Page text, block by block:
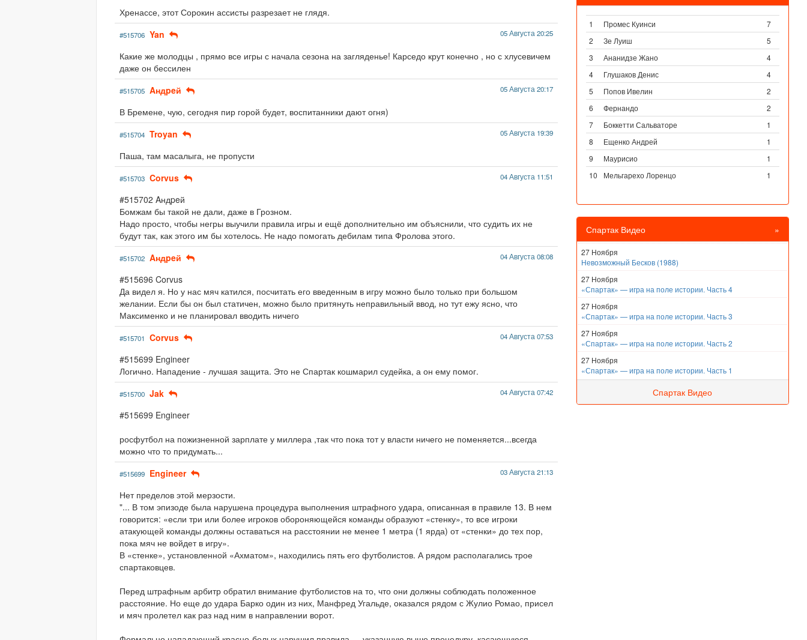
Хренассе, этот Сорокин ассисты разрезает не глядя.
#515706 Yan 05 Августа 20:25
Какие же молодцы , прямо все игры с начала сезона на загляденье! Карседо крут конечно , но с хлусевичем
даже он бессилен
#515705 Aндpeй 05 Августа 20:17
В Бремене, чую, сегодня пир горой будет, воспитанники дают огня)
#515704 Troyan 05 Августа 19:39
Паша, там масалыга, не пропусти
#515703 Corvus 04 Августа 11:51
#515702 Aндpeй
Бомжам бы такой не дали, даже в Грозном.
Надо просто, чтобы негры выучили правила игры и ещё дополнительно им объяснили, что судить их не
будут так, как этого им бы хотелось. Не надо помогать дебилам типа Фролова этого.
#515702 Aндpeй 04 Августа 08:08
#515696 Corvus
Да видел я. Но у нас мяч катился, посчитать его введенным в игру можно было только при большом
желании. Если бы он был статичен, можно было притянуть неправильный ввод, но тут ежу ясно, что
Максименко и не планировал вводить ничего
#515701 Corvus 04 Августа 07:53
#515699 Engineer
Логично. Нападение - лучшая защита. Это не Спартак кошмарил судейка, а он ему помог.
#515700 Jak 04 Августа 07:42
#515699 Engineer
росфутбол на пожизненной зарплате у миллера ,так что пока тот у власти ничего не поменяется...всегда
можно что то придумать...
#515699 Engineer 03 Августа 21:13
Нет пределов этой мерзости.
"... В том эпизоде была нарушена процедура выполнения штрафного удара, описанная в правиле 13. В нем
говорится: «если три или более игроков обороняющейся команды образуют «стенку», то все игроки
атакующей команды должны оставаться на расстоянии не менее 1 метра (1 ярда) от «стенки» до тех пор,
пока мяч не войдет в игру».
В «стенке», установленной «Ахматом», находились пять его футболистов. А рядом располагались трое
спартаковцев.
Перед штрафным арбитр обратил внимание футболистов на то, что они должны соблюдать положенное
расстояние. Но еще до удара Барко один из них, Манфред Угальде, оказался рядом с Жулио Ромао, присел
и мяч пролетел как раз над ним в направлении ворот.
1 Промес Куинси
7
2
Зе Луиш
5
3
Ананидзе Жано
4
4
Глушаков Денис
4
5
Попов Ивелин
2
6
Фернандо
2
7
Боккетти Сальваторе
1
8
Ещенко Андрей
1
9
Маурисио
1
10
Мельгарехо Лоренцо 1
Спартак Видео »
27 Ноября
Невозможный Бесков (1988)
27 Ноября
«Спартак» — игра на поле истории. Часть 4
27 Ноября
«Спартак» — игра на поле истории. Часть 3
27 Ноября
«Спартак» — игра на поле истории. Часть 2
27 Ноября
«Спартак» — игра на поле истории. Часть 1
Спартак Видео